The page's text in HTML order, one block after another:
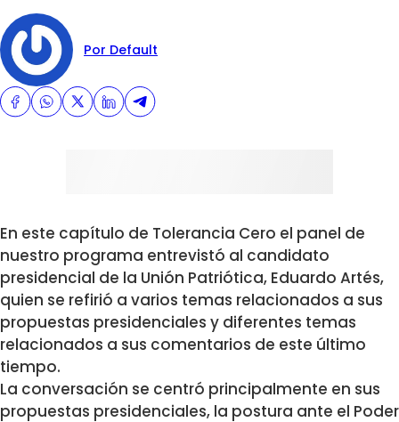
Por Default
En este capítulo de Tolerancia Cero el panel de
nuestro programa entrevistó al candidato
presidencial de la Unión Patriótica, Eduardo Artés,
quien se refirió a varios temas relacionados a sus
propuestas presidenciales y diferentes temas
relacionados a sus comentarios de este último
tiempo.
La conversación se centró principalmente en sus
propuestas presidenciales, la postura ante el Poder